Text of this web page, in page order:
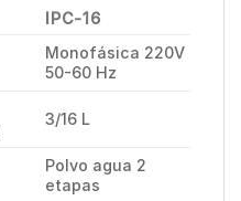
IPC-16
Monofásica 220V
50-60 Hz
3/16 L
Polvo agua 2
etapas